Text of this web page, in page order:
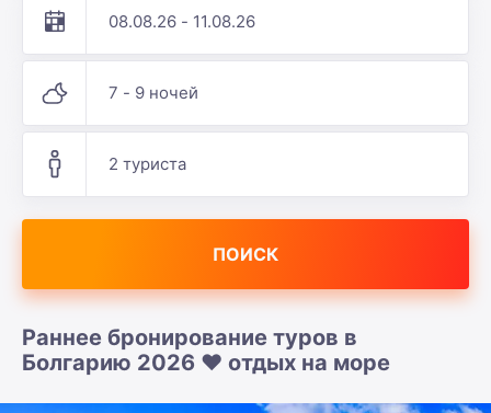
08.08.26 - 11.08.26
7 - 9 ночей
2 туриста
ПОИСК
Раннее бронирование туров в
Болгарию 2026 ❤️ отдых на море